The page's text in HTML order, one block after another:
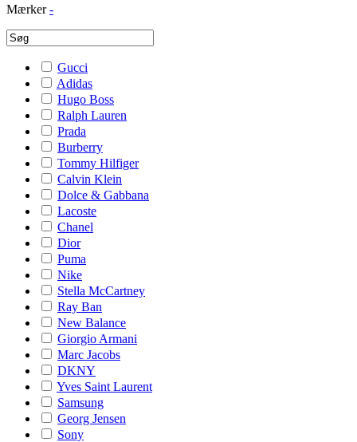
Mærker -
Gucci
Adidas
Hugo Boss
Ralph Lauren
Prada
Burberry
Tommy Hilfiger
Calvin Klein
Dolce & Gabbana
Lacoste
Chanel
Dior
Puma
Nike
Stella McCartney
Ray Ban
New Balance
Giorgio Armani
Marc Jacobs
DKNY
Yves Saint Laurent
Samsung
Georg Jensen
Sony